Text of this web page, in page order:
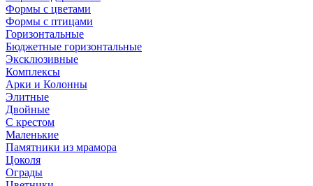
Формы с цветами
Формы с птицами
Горизонтальные
Бюджетные горизонтальные
Эксклюзивные
Комплексы
Арки и Колонны
Элитные
Двойные
С крестом
Маленькие
Памятники из мрамора
Цоколя
Ограды